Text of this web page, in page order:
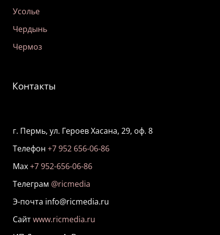
Усолье
Чердынь
Чермоз
Контакты
г. Пермь, ул. Героев Хасана, 29, оф. 8
Телефон +7 952 656-06-86
Мах+7 952-656-06-86
Телеграм @ricmedia
Э-почта info@ricmedia.ru
Сайтwww.ricmedia.ru